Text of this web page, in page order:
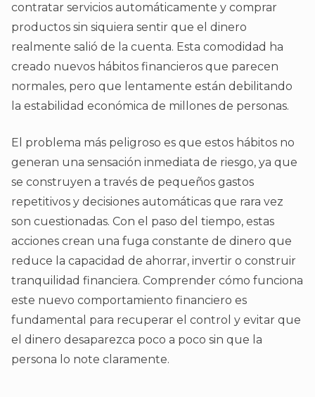
contratar servicios automáticamente y comprar
productos sin siquiera sentir que el dinero
realmente salió de la cuenta. Esta comodidad ha
creado nuevos hábitos financieros que parecen
normales, pero que lentamente están debilitando
la estabilidad económica de millones de personas.
El problema más peligroso es que estos hábitos no
generan una sensación inmediata de riesgo, ya que
se construyen a través de pequeños gastos
repetitivos y decisiones automáticas que rara vez
son cuestionadas. Con el paso del tiempo, estas
acciones crean una fuga constante de dinero que
reduce la capacidad de ahorrar, invertir o construir
tranquilidad financiera. Comprender cómo funciona
este nuevo comportamiento financiero es
fundamental para recuperar el control y evitar que
el dinero desaparezca poco a poco sin que la
persona lo note claramente.